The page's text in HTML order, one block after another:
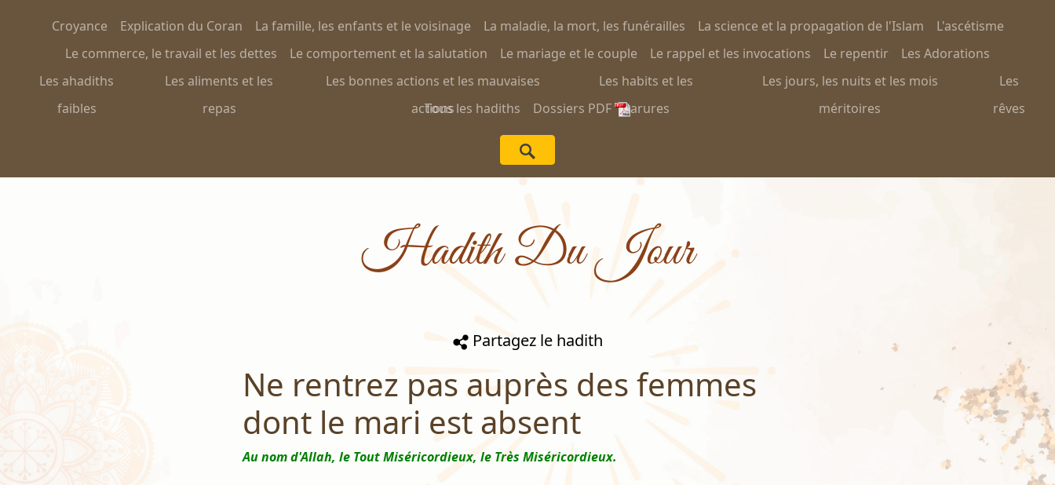
Croyance Explication du Coran La famille, les enfants et le voisinage La maladie, la mort, les funérailles La science et la propagation de l'Islam
L'ascétisme
Le commerce, le travail et les dettes
Le comportement et la salutation Le mariage et le couple Le rappel et les invocations Le repentir
Les Adorations
Les ahadiths
faibles
Les aliments et les
repas
Les bonnes actions et les mauvaises
actions
Les habits et les
parures
Les jours, les nuits et les mois
méritoires
Les
rêves
Tous les hadiths Dossiers PDF
Hadith Du Jour
Partagez le hadith
Ne rentrez pas auprès des femmes
dont le mari est absent
Au nom d'Allah, le Tout Miséricordieux, le Très Miséricordieux.